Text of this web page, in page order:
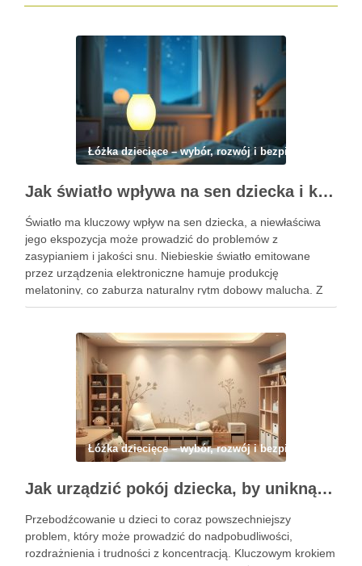
Łóżka dziecięce – wybór, rozwój i bezpieczeństwo
Jak światło wpływa na sen dziecka i kiedy lampka nocna pomaga, a kiedy szkodzi
Światło ma kluczowy wpływ na sen dziecka, a niewłaściwa
jego ekspozycja może prowadzić do problemów z
zasypianiem i jakości snu. Niebieskie światło emitowane
przez urządzenia elektroniczne hamuje produkcję
melatoniny, co zaburza naturalny rytm dobowy malucha. Z
drugiej strony, lampka nocna może być pomocna w
Łóżka dziecięce – wybór, rozwój i bezpieczeństwo
Jak urządzić pokój dziecka, by uniknąć przebodźcowania i wspierać jego spokój oraz rozwój
Przebodźcowanie u dzieci to coraz powszechniejszy
problem, który może prowadzić do nadpobudliwości,
rozdrażnienia i trudności z koncentracją. Kluczowym krokiem